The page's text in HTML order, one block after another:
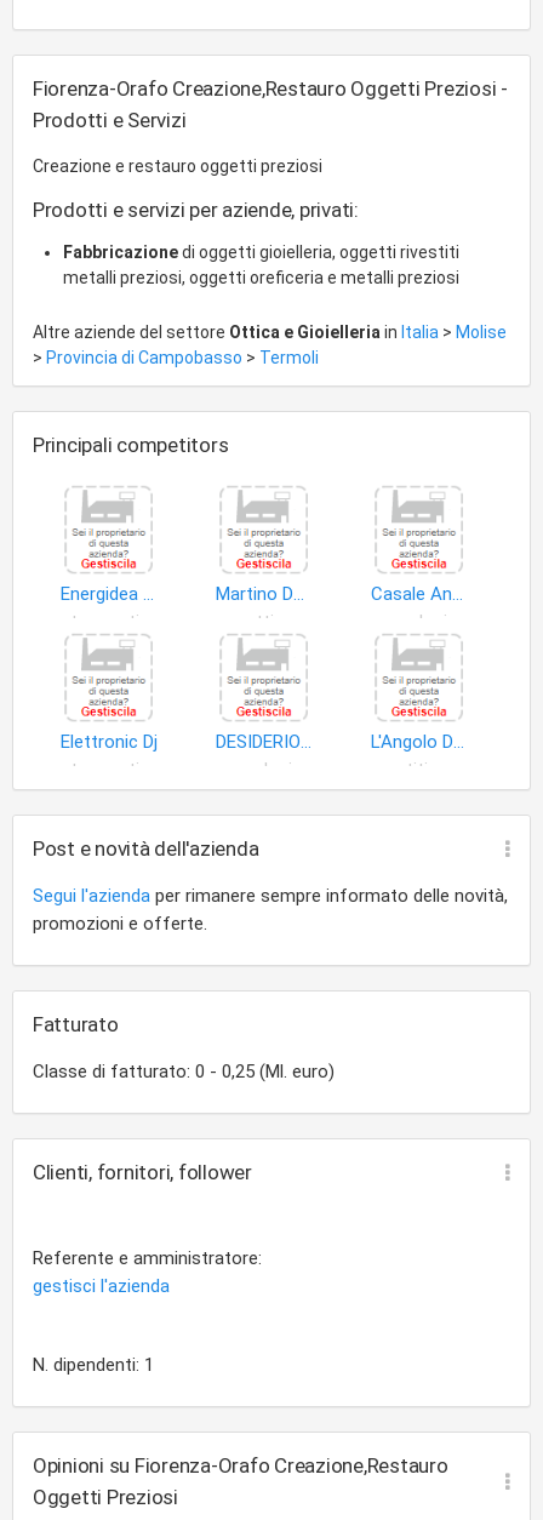
Fiorenza-Orafo Creazione,Restauro Oggetti Preziosi -
Prodotti e Servizi
Creazione e restauro oggetti preziosi
Prodotti e servizi per aziende, privati:
Fabbricazionedi oggetti gioielleria, oggetti rivestiti
metalli preziosi, oggetti oreficeria e metalli preziosi
Altre aziende del settore Ottica e Gioielleria in Italia > Molise
> Provincia di Campobasso > Termoli
Principali competitors
Energidea S.r.l
Martino Donatuccio e Figli S.n.c
Casale Antonio
orologi
Elettronic Dj
DESIDERIO ANTONIO
orologi
L'Angolo Della Musica
Post e novità dell'azienda
Segui l'azienda per rimanere sempre informato delle novità,
promozioni e offerte.
Fatturato
Classe di fatturato: 0 - 0,25 (Ml. euro)
Clienti, fornitori, follower
Referente e amministratore:
gestisci l'azienda
N. dipendenti: 1
Opinioni su Fiorenza-Orafo Creazione,Restauro
Oggetti Preziosi